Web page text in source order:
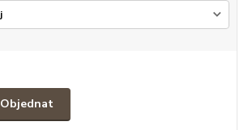
Objednat